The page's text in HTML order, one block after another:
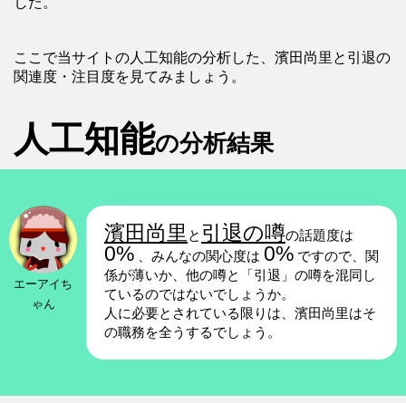
ここで当サイトの人工知能の分析した、濱田尚里と引退の
関連度・注目度を見てみましょう。
人工知能の分析結果
エーアイち
ゃん
濱田尚里 と 引退の噂の話題度は
0% 、みんなの関心度は 0% ですので、関
係が薄いか、他の噂と「引退」の噂を混同し
ているのではないでしょうか。
人に必要とされている限りは、濱田尚里はそ
の職務を全うするでしょう。